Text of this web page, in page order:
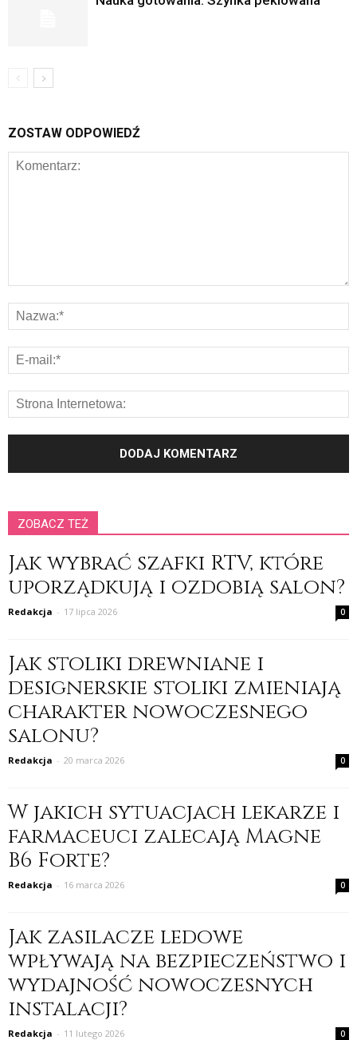
ZOSTAW ODPOWIEDŹ
ZOBACZ TEŻ
Jak wybrać szafki RTV, które
uporządkują i ozdobią salon?
Redakcja - 17 lipca 2026 0
Jak stoliki drewniane i
designerskie stoliki zmieniają
charakter nowoczesnego
salonu?
Redakcja - 20 marca 2026 0
W jakich sytuacjach lekarze i
farmaceuci zalecają Magne
B6 Forte?
Redakcja - 16 marca 2026 0
Jak zasilacze ledowe
wpływają na bezpieczeństwo i
wydajność nowoczesnych
instalacji?
Redakcja - 11 lutego 2026 0